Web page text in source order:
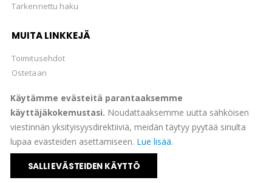
Käytämme evästeitä parantaaksemme
käyttäjäkokemustasi. Noudattaaksemme uutta sähköisen
viestinnän yksityisyysdirektiiviä, meidän täytyy pyytää sinulta
lupaa evästeiden asettamiseen. Lue lisää.
SALLI EVÄSTEIDEN KÄYTTÖ
Tarkennettu haku
MUITA LINKKEJÄ
Toimitusehdot
Ostetaan
© Suomen Filateliapalvelu Oy 2022. All Rights Reserved.